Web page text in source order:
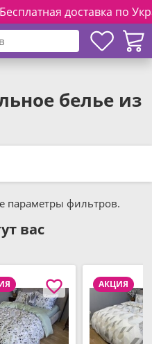
доставка по
белье из
параметры фильтров.
вас
АКЦИЯ